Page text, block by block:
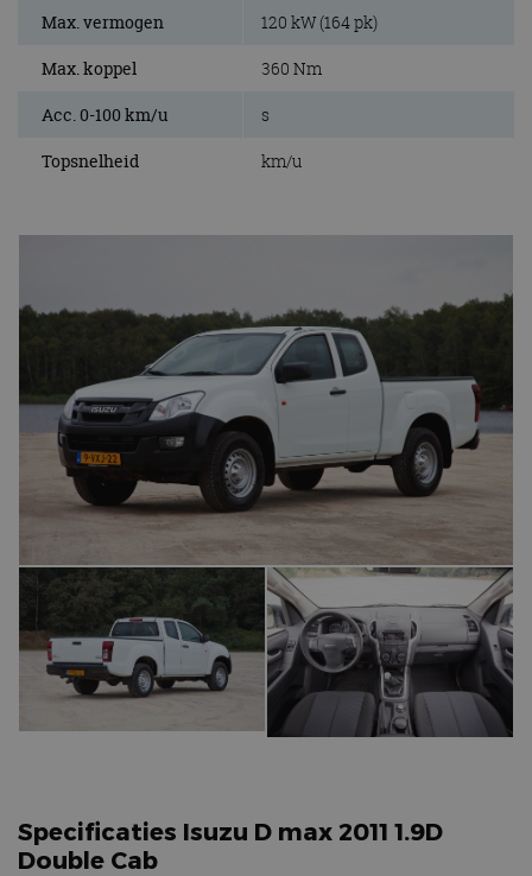
Max. vermogen 120 kW (164 pk)
Max. koppel 360 Nm
Acc. 0-100 km/u s
Topsnelheid km/u
Specificaties Isuzu D max 2011 1.9D
Double Cab